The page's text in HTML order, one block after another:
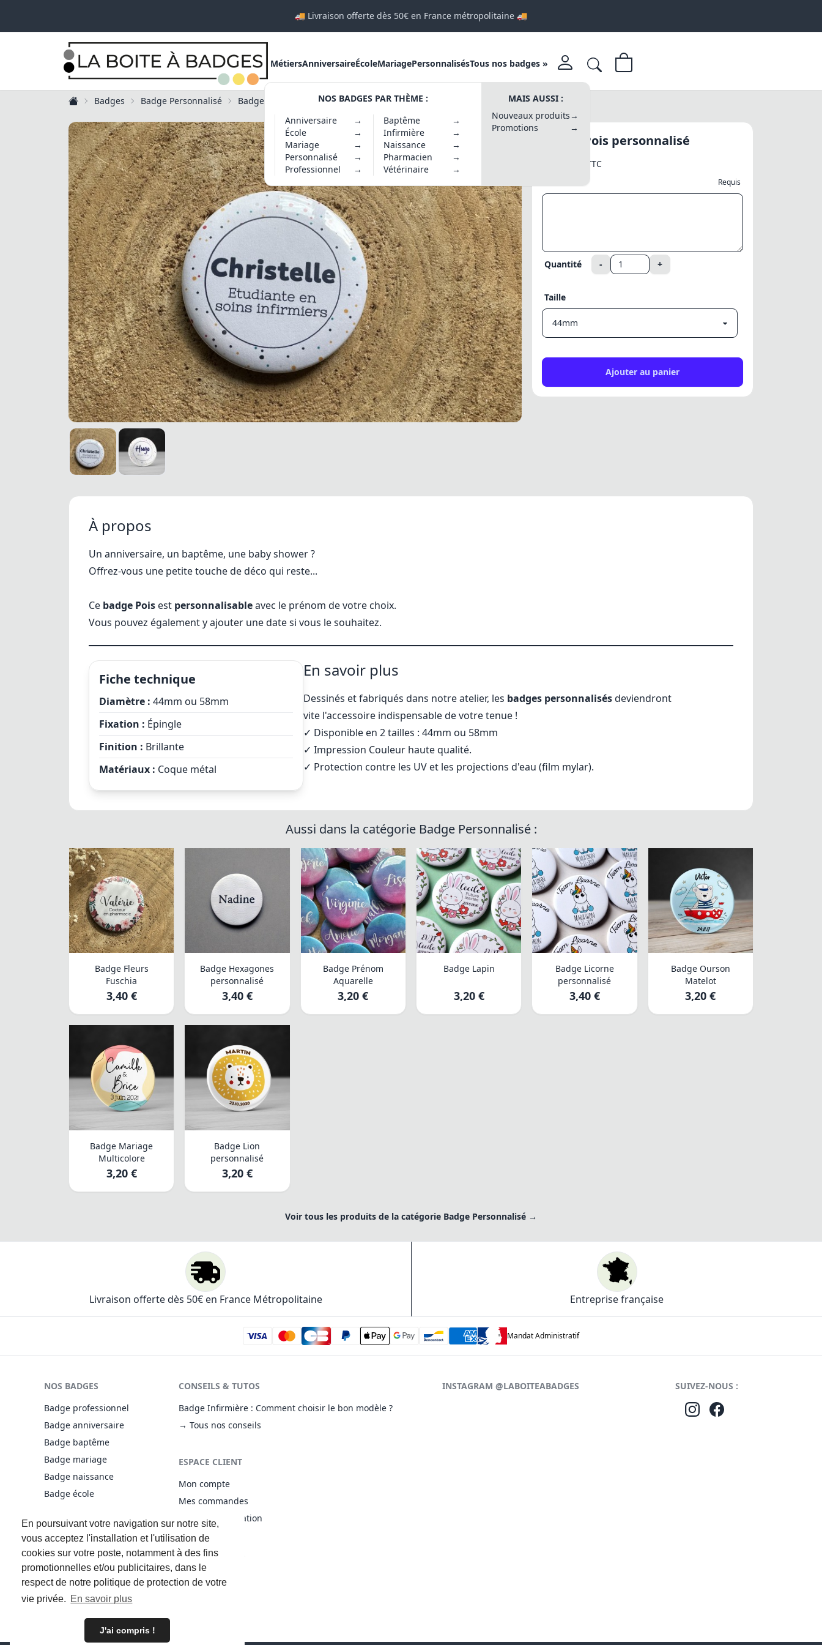
En poursuivant votre navigation sur notre site,
vous acceptez l'installation et l'utilisation de
cookies sur votre poste, notamment à des fins
promotionnelles et/ou publicitaires, dans le
respect de notre politique de protection de votre
vie privée. En savoir plus
J'ai compris !
🚚 Livraison offerte dès 50€ en France métropolitaine 🚚
MétiersAnniversaireÉcoleMariagePersonnalisésTous nos badges »
NOS BADGES PAR THÈME :
Anniversaire
→ Baptême
→
École
→ Infirmière
→
Mariage
→ Naissance
→
Personnalisé
→ Pharmacien
→
Professionnel
→ Vétérinaire →
MAIS AUSSI :
Nouveaux produits→
Promotions
→
Badges Badge Personnalisé Badge Pois personnalisé
Badge Pois personnalisé
TTC
Requis
Quantité - +
Taille
Ajouter au panier
À propos
Un anniversaire, un baptême, une baby shower ?
Offrez-vous une petite touche de déco qui reste...
Ce badge Pois est personnalisableavec le prénom de votre choix.
Vous pouvez également y ajouter une date si vous le souhaitez.
En savoir plus
Dessinés et fabriqués dans notre atelier, les badges personnalisésdeviendront
vite l'accessoire indispensable de votre tenue !
✓ Disponible en 2 tailles : 44mm ou 58mm
✓Impression Couleur haute qualité.
✓ Protection contre les UV et les projections d'eau (film mylar).
Fiche technique
Diamètre : 44mm ou 58mm
Fixation : Épingle
Finition : Brillante
Matériaux : Coque métal
Aussi dans la catégorie Badge Personnalisé :
Badge Fleurs
Fuschia
3,40 €
Badge Hexagones
personnalisé
3,40 €
Badge Prénom
Aquarelle
3,20 €
Badge Lapin
3,20 €
Badge Licorne
personnalisé
3,40 €
Badge Ourson
Matelot
3,20 €
Badge Mariage
Multicolore
3,20 €
Badge Lion
personnalisé
3,20 €
Voir tous les produits de la catégorie Badge Personnalisé →
Livraison offerte dès 50€ en France Métropolitaine Entreprise française
Mandat Administratif
NOS BADGES
Badge professionnel
Badge anniversaire
Badge baptême
Badge mariage
Badge naissance
Badge école
→ Tous nos badges
ACCÈS RAPIDE
Nouveaux produits
Promotions
CONSEILS & TUTOS
Badge Infirmière : Comment choisir le bon modèle ?
→ Tous nos conseils
ESPACE CLIENT
Mon compte
Mes commandes
Droit de rétractation
INFORMATIONS
Aide
INSTAGRAM @LABOITEABADGES SUIVEZ-NOUS :